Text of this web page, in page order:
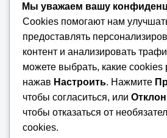
ООО «Ваша тема», УНП:
Беларусь, 220073, г. Минск, ул.
Регистрация от 26.07.2024г.
торговом реестре N725576 от
Мы уважаем вашу
Cookies помогают нам
предоставлять
контент и анализировать
можете выбрать, какие cookies
нажав Настроить. Нажмите
чтобы согласиться, или
чтобы отказаться от
cookies.